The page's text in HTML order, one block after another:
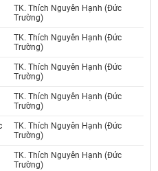
TK. Thích Nguyên Hạnh (Đức
Trường)
TK. Thích Nguyên Hạnh (Đức
Trường)
TK. Thích Nguyên Hạnh (Đức
Trường)
TK. Thích Nguyên Hạnh (Đức
Trường)
TK. Thích Nguyên Hạnh (Đức
Trường)
TK. Thích Nguyên Hạnh (Đức
Trường)